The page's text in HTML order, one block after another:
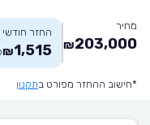
מחיר
203,000
₪
החזר
1,515
₪
*חישוב ההחזר מפורט בתקנון